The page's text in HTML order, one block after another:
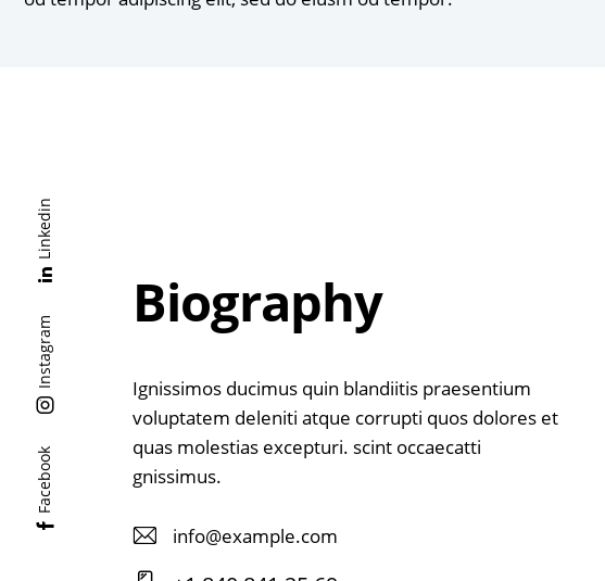
Biography
Ignissimos ducimus quin blandiitis praesentium
voluptatem deleniti atque corrupti quos dolores et
quas molestias excepturi. scint occaecatti
gnissimus.
E-
info@example.com
Facebook
Instagram
Linkedin